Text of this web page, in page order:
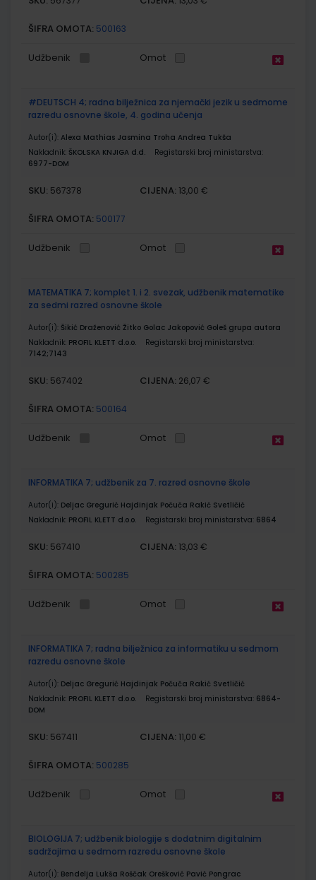
ŠIFRA OMOTA: 500163
Udžbenik Omot
#DEUTSCH 4; radna bilježnica za njemački jezik u sedmome
razredu osnovne škole, 4. godina učenja
Autor(i): Alexa Mathias Jasmina Troha Andrea Tukša
Nakladnik: ŠKOLSKA KNJIGA d.d.
Registarski broj ministarstva:
6977-DOM
SKU: 567378 CIJENA: 13,00 €
ŠIFRA OMOTA: 500177
Udžbenik Omot
MATEMATIKA 7; komplet 1. i 2. svezak, udžbenik matematike
za sedmi razred osnovne škole
Autor(i): Šikić Draženović Žitko Golac Jakopović Goleš grupa autora
Nakladnik: PROFIL KLETT d.o.o.
Registarski broj ministarstva:
7142;7143
SKU: 567402 CIJENA: 26,07 €
ŠIFRA OMOTA: 500164
Udžbenik Omot
INFORMATIKA 7; udžbenik za 7. razred osnovne škole
Autor(i): Deljac Gregurić Hajdinjak Počuča Rakić Svetličić
Nakladnik: PROFIL KLETT d.o.o. Registarski broj ministarstva: 6864
SKU: 567410 CIJENA: 13,03 €
ŠIFRA OMOTA: 500285
Udžbenik Omot
INFORMATIKA 7; radna bilježnica za informatiku u sedmom
razredu osnovne škole
Autor(i): Deljac Gregurić Hajdinjak Počuča Rakić Svetličić
Nakladnik: PROFIL KLETT d.o.o. Registarski broj ministarstva: 6864-
DOM
SKU: 567411 CIJENA: 11,00 €
ŠIFRA OMOTA: 500285
Udžbenik Omot
BIOLOGIJA 7; udžbenik biologije s dodatnim digitalnim
sadržajima u sedmom razredu osnovne škole
Autor(i): Bendelja Lukša Roščak Orešković Pavić Pongrac